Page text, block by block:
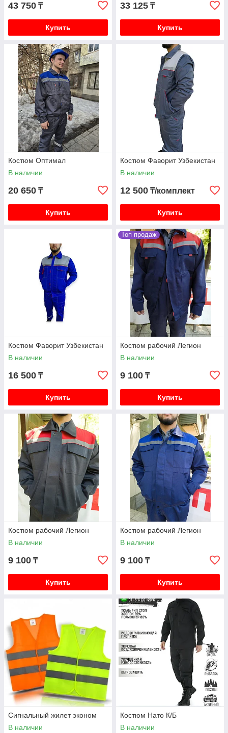
43 750 ₸
Купить
33 125 ₸
Купить
Костюм Оптимал
В наличии
20 650 ₸
Купить
Костюм Фаворит Узбекистан
В наличии
12 500 ₸/комплект
Купить
Костюм Фаворит Узбекистан
В наличии
16 500 ₸
Купить
Топ продаж
Костюм рабочий Легион
В наличии
9 100 ₸
Купить
Костюм рабочий Легион
В наличии
9 100 ₸
Купить
Костюм рабочий Легион
В наличии
9 100 ₸
Купить
Сигнальный жилет эконом
В наличии
Костюм Нато К/Б
В наличии